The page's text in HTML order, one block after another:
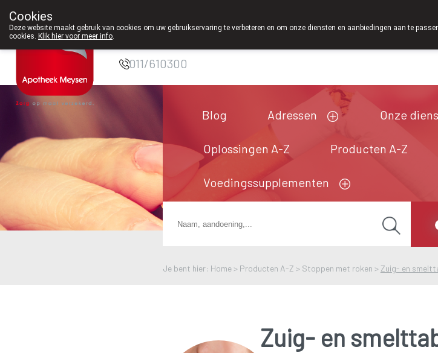
Apotheek Meysen
011/610300
Blog Adressen Onze
Oplossingen A-Z Producten A-Z
Voedingssupplementen
Je bent hier: Home > Producten A-Z > Stoppen met roken > Zuig- en
Zuig- en
Cookies
Deze website maakt gebruik van cookies om uw gebruikservaring te verbeteren en om onze diensten en aanbiedingen aan te
cookies. Klik hier voor meer info.